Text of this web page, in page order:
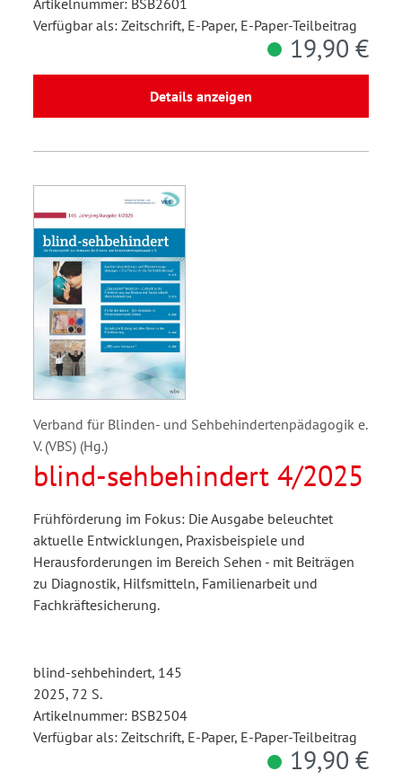
Verfügbar als: Zeitschrift, E-Paper, E-Paper-Teilbeitrag
19,90 €
Details anzeigen
Verband für Blinden- und Sehbehindertenpädagogik e.
V. (VBS) (Hg.)
blind-sehbehindert 4/2025
Frühförderung im Fokus: Die Ausgabe beleuchtet
aktuelle Entwicklungen, Praxisbeispiele und
Herausforderungen im Bereich Sehen - mit Beiträgen
zu Diagnostik, Hilfsmitteln, Familienarbeit und
Fachkräftesicherung.
blind-sehbehindert, 145
2025, 72 S.
Artikelnummer: BSB2504
Verfügbar als: Zeitschrift, E-Paper, E-Paper-Teilbeitrag
19,90 €